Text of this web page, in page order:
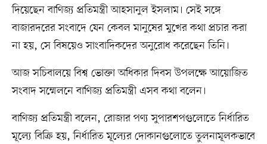
দিয়েছেন বাণিজ্য প্রতিমন্ত্রী আহসানুল ইসলাম। সেই সঙ্গে
বাজারদরের সংবাদে যেন কেবল মানুষের মুখের কথা প্রচার করা
না হয়, সে বিষয়েও সাংবাদিকদের অনুরোধ করেছেন তিনি।
আজ সচিবালয়ে বিশ্ব ভোক্তা অধিকার দিবস উপলক্ষে আয়োজিত
সংবাদ সম্মেলনে বাণিজ্য প্রতিমন্ত্রী এসব কথা বলেন।
বাণিজ্য প্রতিমন্ত্রী বলেন, রোজার পণ্য সুপারশপগুলোতে নির্ধারিত
মূল্যে বিক্রি হয়, নির্ধারিত মূল্যের দোকানগুলোতে তুলনামূলকভাবে